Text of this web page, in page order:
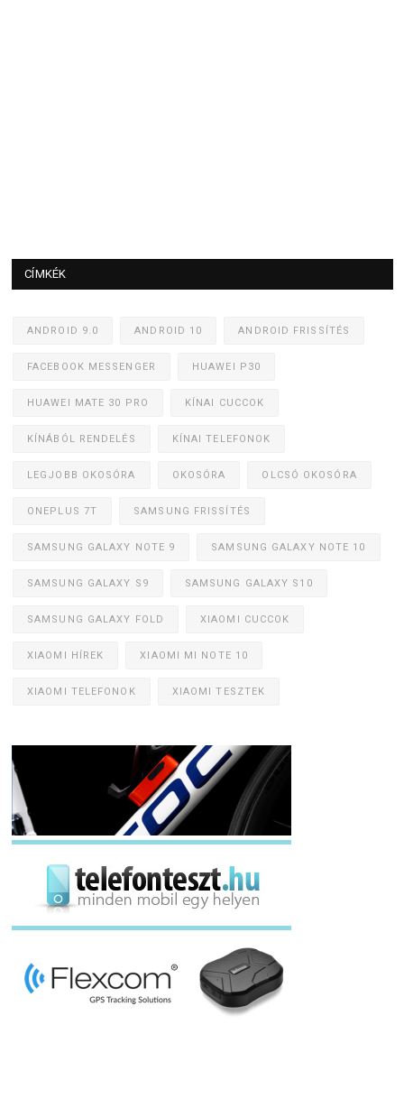
CÍMKÉK
ANDROID 9.0 ANDROID 10 ANDROID FRISSÍTÉS
FACEBOOK MESSENGER HUAWEI P30
HUAWEI MATE 30 PRO KÍNAI CUCCOK
KÍNÁBÓL RENDELÉS KÍNAI TELEFONOK
LEGJOBB OKOSÓRA OKOSÓRA OLCSÓ OKOSÓRA
ONEPLUS 7T SAMSUNG FRISSÍTÉS
SAMSUNG GALAXY NOTE 9 SAMSUNG GALAXY NOTE 10
SAMSUNG GALAXY S9 SAMSUNG GALAXY S10
SAMSUNG GALAXY FOLD XIAOMI CUCCOK
XIAOMI HÍREK XIAOMI MI NOTE 10
XIAOMI TELEFONOK XIAOMI TESZTEK